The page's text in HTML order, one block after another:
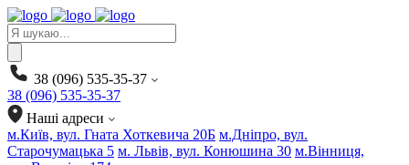
Products
search
38 (096) 535-35-37
38 (096) 535-35-37
Наші адреси
м.Київ, вул. Гната Хоткевича 20Б м.Дніпро, вул.
Старочумацька 5 м. Львів, вул. Конюшина 30 м.Вінниця,